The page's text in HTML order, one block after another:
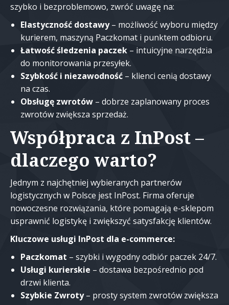
szybko i bezproblemowo, zwróć uwagę na:
Elastyczność dostawy– możliwość wyboru między
kurierem, maszyną Paczkomat i punktem odbioru.
Łatwość śledzenia paczek – intuicyjne narzędzia
do monitorowania przesyłek.
Szybkość i niezawodność – klienci cenią dostawy
na czas.
Obsługę zwrotów – dobrze zaplanowany proces
zwrotów zwiększa sprzedaż.
Współpraca z InPost –
dlaczego warto?
Jednym z najchętniej wybieranych partnerów
logistycznych w Polsce jest InPost. Firma oferuje
nowoczesne rozwiązania, które pomagają e-sklepom
usprawnić logistykę i zwiększyć satysfakcję klientów.
Kluczowe usługi InPost dla e-commerce:
Paczkomat – szybki i wygodny odbiór paczek 24/7.
Usługi kurierskie – dostawa bezpośrednio pod
drzwi klienta.
Szybkie Zwroty– prosty system zwrotów zwiększa